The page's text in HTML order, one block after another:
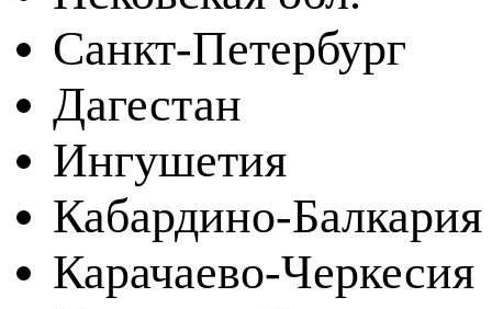
Санкт-Петербург
Дагестан
Ингушетия
Кабардино-Балкария
Карачаево-Черкесия